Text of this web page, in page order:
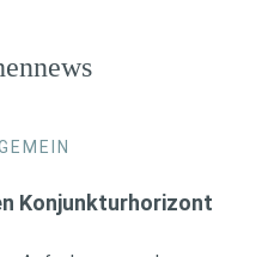
Konjunkturhorizont